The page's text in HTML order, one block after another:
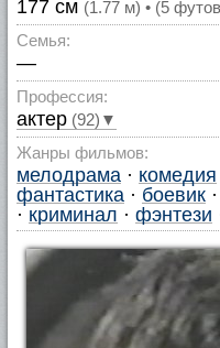
177 см (1.77 м) • (5
Семья:
—
Профессия:
актер (92)▼
Жанры фильмов:
мелодрама · комедия
фантастика · боевик ·
· криминал · фэнтези